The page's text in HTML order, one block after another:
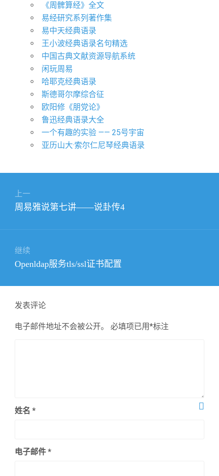
《周髀算经》全文
易经研究系列著作集
易中天经典语录
王小波经典语录名句精选
中国古典文献资源导航系统
闲玩周易
哈耶克经典语录
斯德哥尔摩综合征
欧阳修《朋党论》
鲁迅经典语录大全
一个有趣的实验 —— 25号宇宙
亚历山大·索尔仁尼琴经典语录
上一
上
章：
周易雅说第七讲——说卦传4
继续
下
文
章：
Openldap服务tls/ssl证书配置
发表评论
电子邮件地址不会被公开。 必填项已用*标注
姓名 *
电子邮件 *